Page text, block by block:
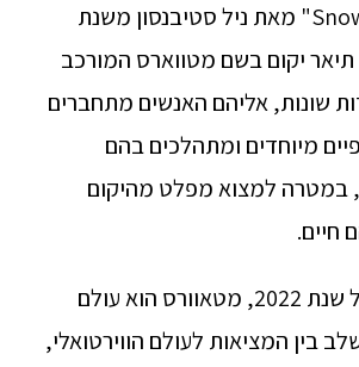
בדיוני "Snow Crash" מאת ניל סטיבנסון משנת
תיאר יקום בשם מטווארס המורכב
שונות, אליהם האנשים מתחברים
מיוחדים ומתהלכים בהם
במטרה למצוא מפלט מהיקום
חיים.
במעבר לחזון של שנת 2022, מטאוורס הוא עולם
בין המציאות לעולם הווירטואלי,